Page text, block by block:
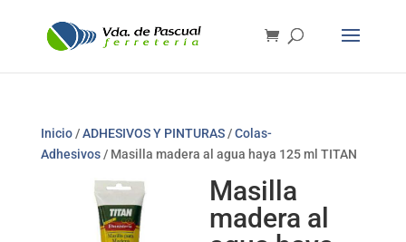
Inicio/ADHESIVOS Y PINTURAS/Colas-
Adhesivos/ Masilla madera al agua haya 125 ml TITAN
Masilla
madera al